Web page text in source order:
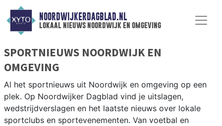
NOORDWIJKERDAGBLAD.NL
lokaal nieuws noordwijk en omgeving
SPORTNIEUWS NOORDWIJK EN
OMGEVING
Al het sportnieuws uit Noordwijk en omgeving op een
plek. Op Noordwijker Dagblad vind je uitslagen,
wedstrijdverslagen en het laatste nieuws over lokale
sportclubs en sportevenementen. Van voetbal en